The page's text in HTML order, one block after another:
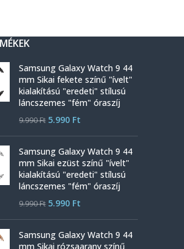
Samsung Galaxy Watch 9 44
mm Sikai fekete színű "ívelt"
kialakítású "eredeti" stílusú
láncszemes "fém" óraszíj
9.990Ft 5.990 Ft
Samsung Galaxy Watch 9 44
mm Sikai ezüst színű "ívelt"
kialakítású "eredeti" stílusú
láncszemes "fém" óraszíj
9.990Ft 5.990 Ft
Samsung Galaxy Watch 9 44
mm Sikai rózsaarany színű